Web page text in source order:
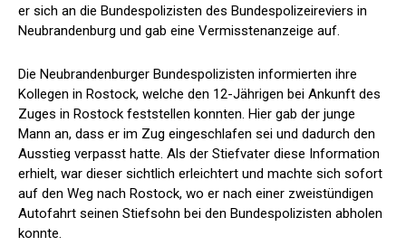
er sich an die Bundespolizisten des Bundespolizeireviers in
Neubrandenburg und gab eine Vermisstenanzeige auf.
Die Neubrandenburger Bundespolizisten informierten ihre
Kollegen in Rostock, welche den 12-Jährigen bei Ankunft des
Zuges in Rostock feststellen konnten. Hier gab der junge
Mann an, dass er im Zug eingeschlafen sei und dadurch den
Ausstieg verpasst hatte. Als der Stiefvater diese Information
erhielt, war dieser sichtlich erleichtert und machte sich sofort
auf den Weg nach Rostock, wo er nach einer zweistündigen
Autofahrt seinen Stiefsohn bei den Bundespolizisten abholen
konnte.